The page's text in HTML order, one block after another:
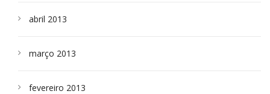
abril 2013
março 2013
fevereiro 2013